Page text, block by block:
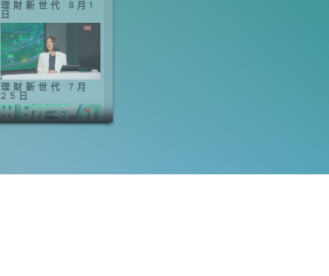
理財新世代 8月1
日
理財新世代 7月
25日
18日